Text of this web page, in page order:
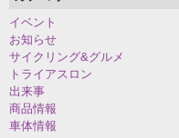
イベント
お知らせ
サイクリング&グルメ
トライアスロン
出来事
商品情報
車体情報